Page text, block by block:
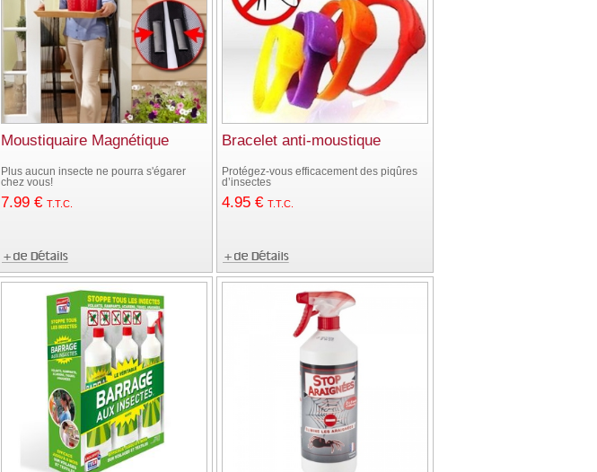
Moustiquaire Magnétique
Plus aucun insecte ne pourra s'égarer
chez vous!
7.99 € T.T.C.
Bracelet anti-moustique
Protégez-vous efficacement des piqûres
d’insectes
4.95 € T.T.C.